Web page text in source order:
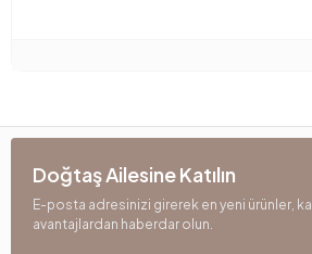
Doğtaş Ailesine Katılın
E-posta adresinizi girerek en yeni ürünler,
avantajlardan haberdar olun.